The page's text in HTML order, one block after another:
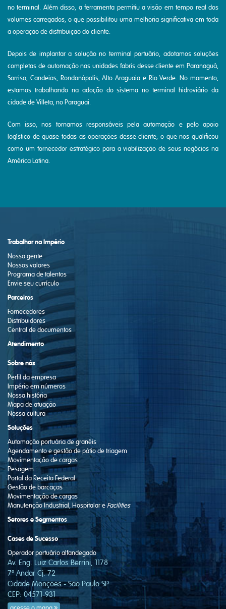
no terminal. Além disso, a ferramenta permitiu a visão em tempo real dos
volumes carregados, o que possibilitou uma melhoria significativa em toda
a operação de distribuição do cliente.
Depois de implantar a solução no terminal portuário, adotamos soluções
completas de automação nas unidades fabris desse cliente em Paranaguá,
Sorriso, Candeias, Rondonópolis, Alto Araguaia e Rio Verde. No momento,
estamos trabalhando na adoção do sistema no terminal hidroviário da
cidade de Villeta, no Paraguai.
Com isso, nos tornamos responsáveis pela automação e pelo apoio
logístico de quase todas as operações desse cliente, o que nos qualificou
como um fornecedor estratégico para a viabilização de seus negócios na
América Latina.
Trabalhar na Império
Nossa gente
Nossos valores
Programa de talentos
Envie seu currículo
Parceiros
Fornecedores
Distribuidores
Central de documentos
Atendimento
Sobre nós
Perfil da empresa
Império em números
Nossa história
Mapa de atuação
Nossa cultura
Soluções
Automação portuária de granéis
Agendamento e gestão de pátio de triagem
Movimentação de cargas
Pesagem
Portal da Receita Federal
Gestão de barcaças
Movimentação de cargas
Manutenção Industrial, Hospitalar e Facilities
Setores e Segmentos
Cases de Sucesso
Operador portuário alfandegado
Av. Eng. Luiz Carlos Berrini, 1178
7º Andar Cj. 72
Cidade Monções - São Paulo SP
CEP: 04571-931